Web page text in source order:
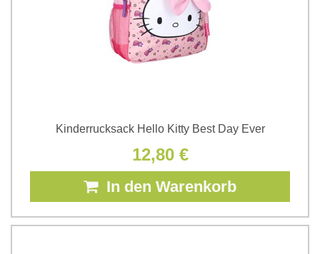
Kinderrucksack Hello Kitty Best Day Ever
12,80 €
In den Warenkorb